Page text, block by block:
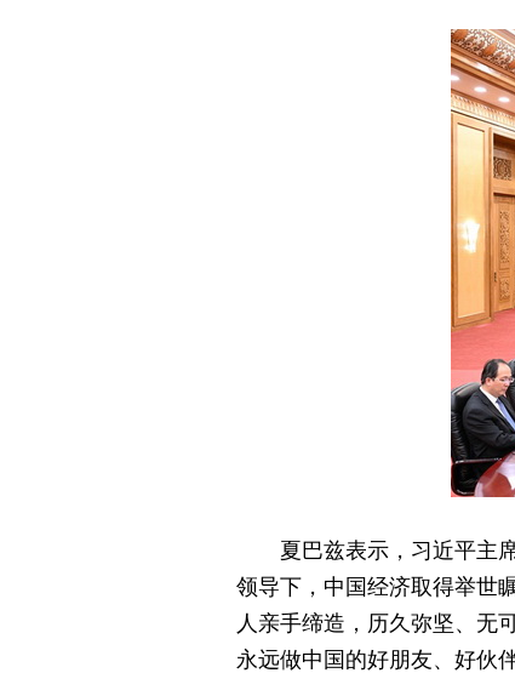
夏巴兹表示，习近平主
领导下，中国经济取得举世
人亲手缔造，历久弥坚、无
永远做中国的好朋友、好伙